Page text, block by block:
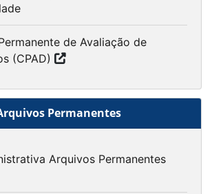
de Avaliação de
(CPAD)
Permanentes
Arquivos Permanentes